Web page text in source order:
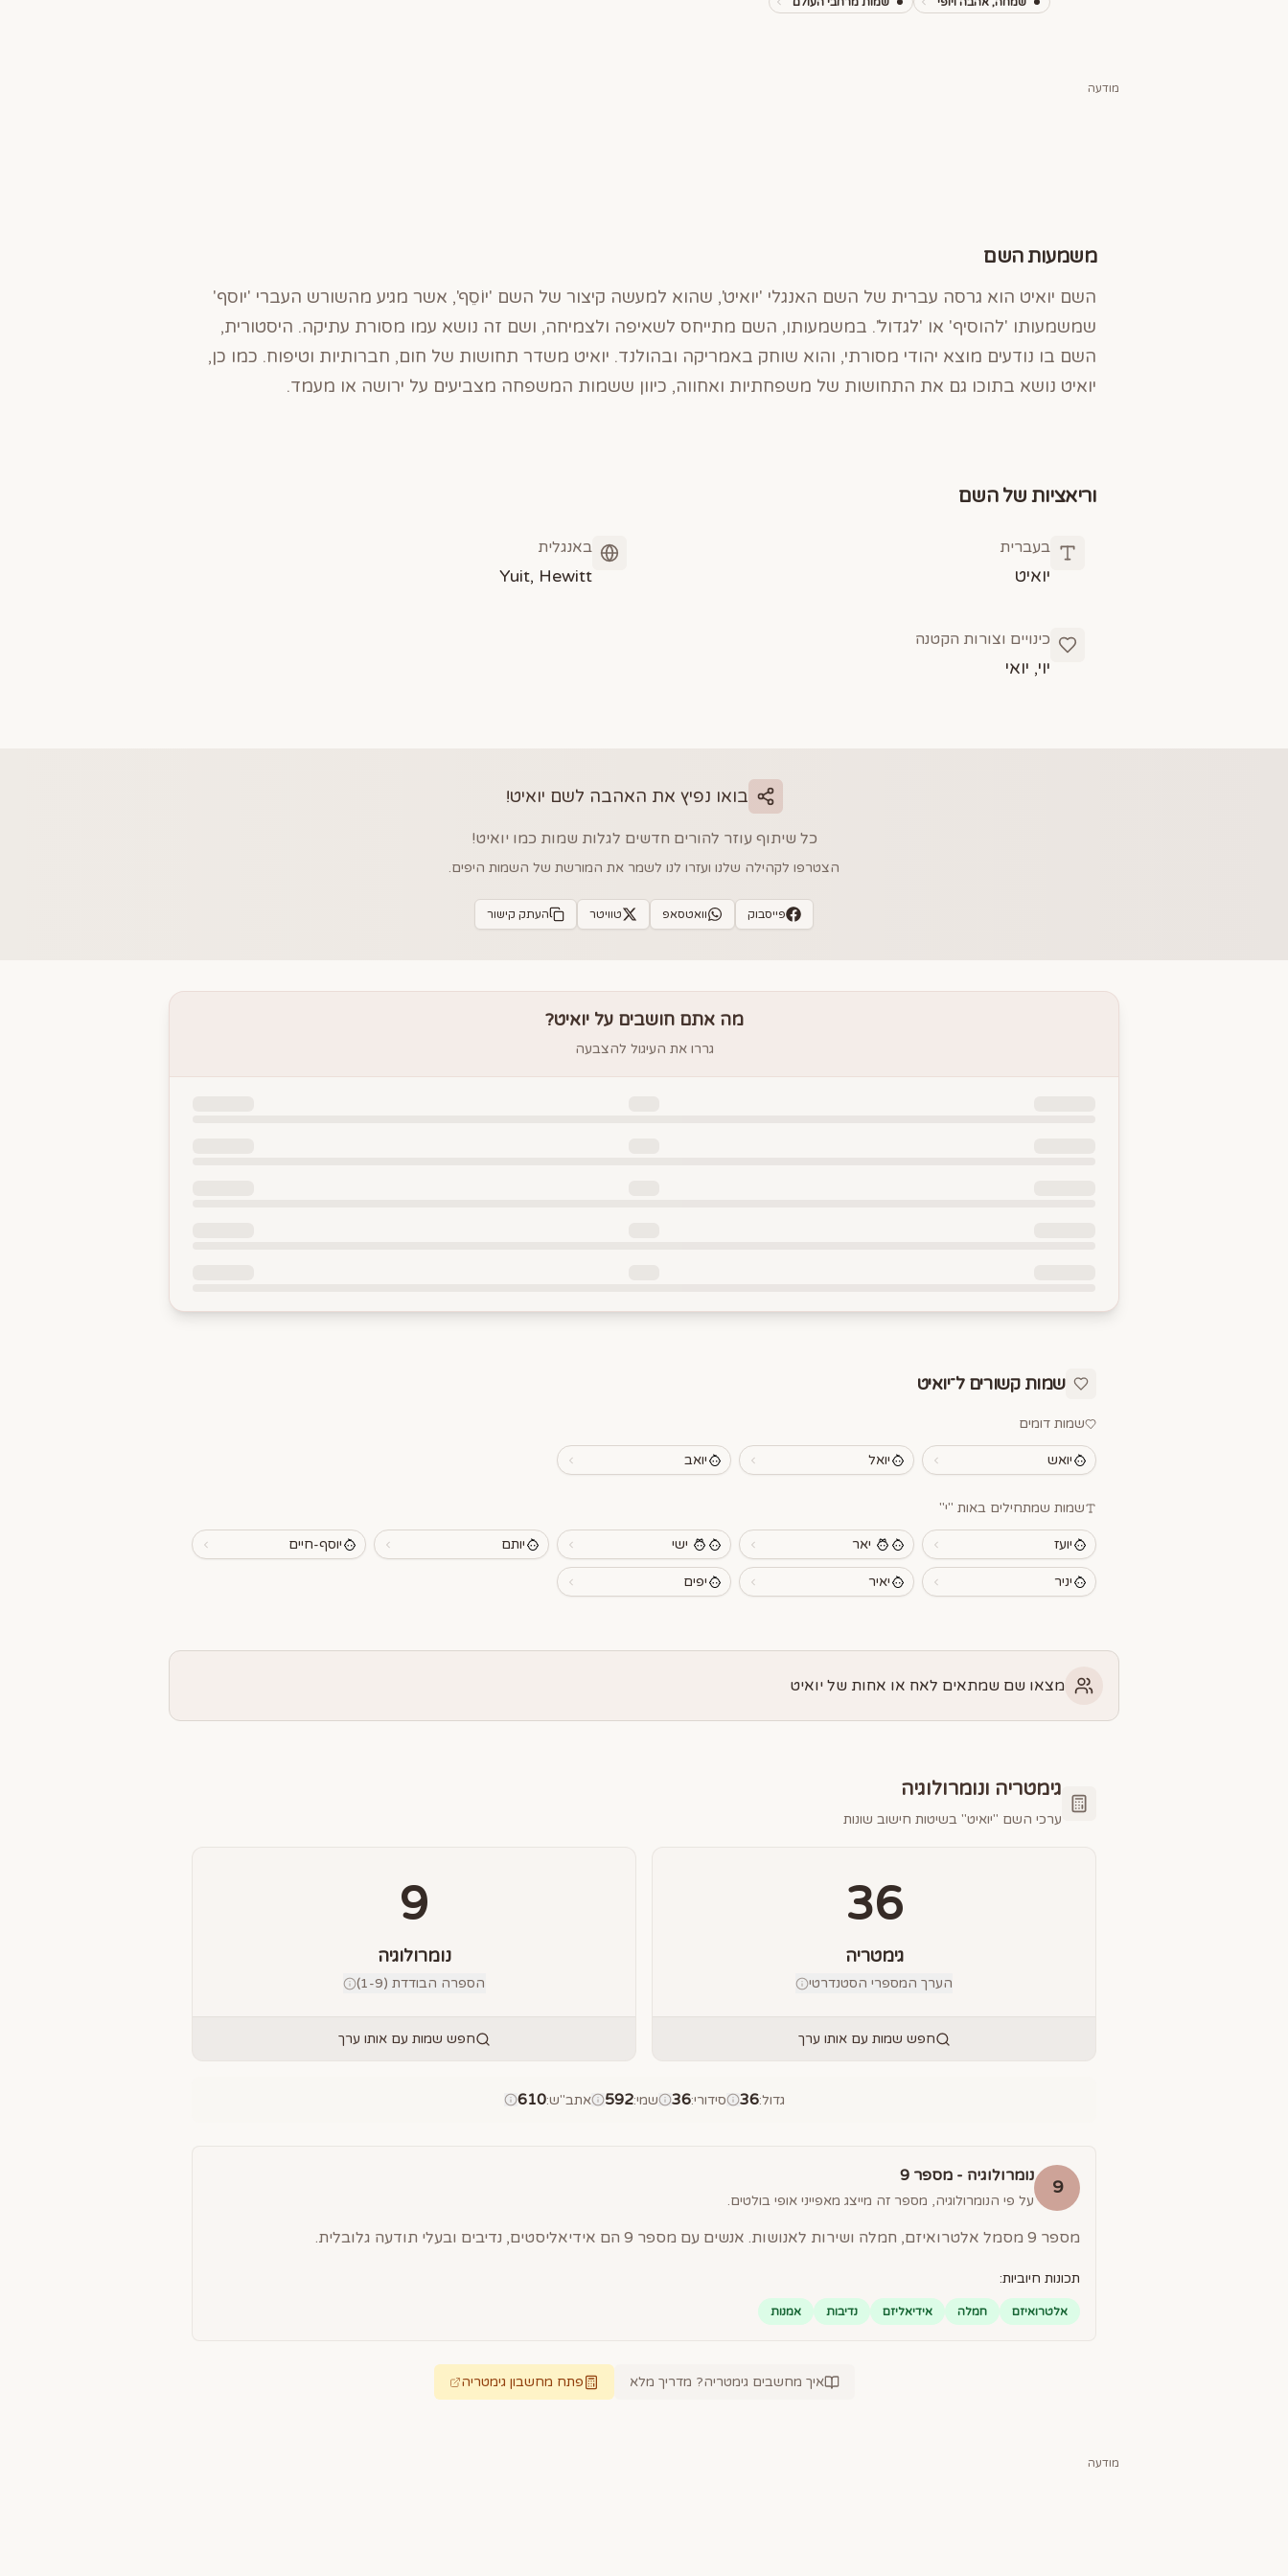
מודעה
משמעות השם
השם יואיט הוא גרסה עברית של השם האנגלי 'יואיט', שהוא למעשה קיצור של השם 'יוֹסֵף', אשר מגיע מהשורש העברי 'יוסף'
שמשמעותו 'להוסיף' או 'לגדול'. במשמעותו, השם מתייחס לשאיפה ולצמיחה, ושם זה נושא עמו מסורת עתיקה. היסטורית,
השם בו נודעים מוצא יהודי מסורתי, והוא שוחק באמריקה ובהולנד. יואיט משדר תחושות של חום, חברותיות וטיפוח. כמו כן,
יואיט נושא בתוכו גם את התחושות של משפחתיות ואחווה, כיוון ששמות המשפחה מצביעים על ירושה או מעמד.
וריאציות של השם
בעברית
יואיט
באנגלית
Yuit, Hewitt
כינויים וצורות הקטנה
יוי, יואי
בואו נפיץ את האהבה לשם יואיט!
כל שיתוף עוזר להורים חדשים לגלות שמות כמו יואיט!
הצטרפו לקהילה שלנו ועזרו לנו לשמר את המורשת של השמות היפים.
פייסבוק וואטסאפ טוויטר העתק קישור
מה אתם חושבים עליואיט?
גררו את העיגול להצבעה
שמות קשורים ל־יואיט
שמות דומים
יואש יואל יואב
שמות שמתחילים באות "י"
יועז יאר ישי יותם יוסף-חיים
יניר יאיר יפים
מצאו שם שמתאים לאח או אחות של יואיט
גימטריה ונומרולוגיה
ערכי השם "יואיט" בשיטות חישוב שונות
36
גימטריה
הערך המספרי הסטנדרטי
חפש שמות עם אותו ערך
9
נומרולוגיה
הספרה הבודדת (1-9)
חפש שמות עם אותו ערך
גדול:
36 סידורי:
36 שמי:
592 אתב"ש:
610
9
נומרולוגיה - מספר 9
על פי הנומרולוגיה, מספר זה מייצג מאפייני אופי בולטים.
מספר 9 מסמל אלטרואיזם, חמלה ושירות לאנושות. אנשים עם מספר 9 הם אידיאליסטים, נדיבים ובעלי תודעה גלובלית.
תכונות חיוביות:
אלטרואיזם חמלה אידיאליזם נדיבות אמנות
איך מחשבים גימטריה? מדריך מלא פתח מחשבון גימטריה
מודעה